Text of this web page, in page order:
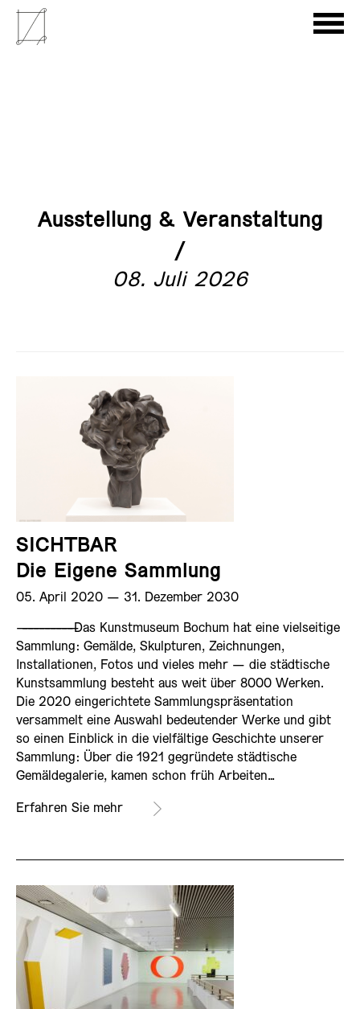
Ausstellung & Veranstaltung
/
08. Juli 2026
SICHTBAR
Die Eigene Sammlung
05. April 2020 ­— 31. Dezember 2030
——————————Das Kunstmuseum Bochum hat eine vielseitige
Sammlung: Gemälde, Skulpturen, Zeichnungen,
Installationen, Fotos und vieles mehr — die städtische
Kunstsammlung besteht aus weit über 8000 Werken.
Die 2020 eingerichtete Sammlungspräsentation
versammelt eine Auswahl bedeutender Werke und gibt
so einen Einblick in die vielfältige Geschichte unserer
Sammlung: Über die 1921 gegründete städtische
Gemäldegalerie, kamen schon früh Arbeiten…
Erfahren Sie mehr